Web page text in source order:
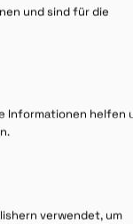
Rezept-Ausdruck
Rezept-
und sind für die
Informationen helfen
verwendet, um